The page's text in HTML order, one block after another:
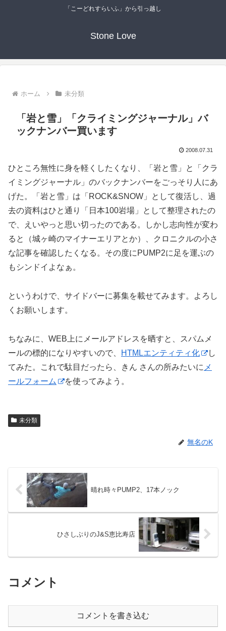
「こーどれすらいふ」から引っ越し
Stone Love
ホーム 未分類
「岩と雪」「クライミングジャーナル」バ
ックナンバー買います
2008.07.31
ひところ無性に身を軽くしたくなり、「岩と雪」と「クラ
イミングジャーナル」のバックナンバーをごっそり人にあ
げた。「岩と雪」は「ROCK&SNOW」として復活し、過
去の資料はひと通り「日本100岩場」として整理されたの
で、えいやっと思い切ったのである。しかし志向性が変わ
ると（城ヶ崎のマイナーエリアとか）、クロニクルの小さ
な記事を確認したくなる。その度にPUMP2に足を運ぶの
もシンドイよなぁ。
というわけで、サイドバーに募集を載せてみます。よろし
くお願いします。
ちなみに、WEB上にメールアドレスを晒すと、スパムメ
ールの標的になりやすいので、
HTMLエンティティ化
し
てみた。これで駄目だったら、きん さんの所みたいに メ
ールフォーム
を使ってみよう。
未分類
無名のK
晴れ時々PUMP2、17本ノック
ひさしぶりのJ&S恵比寿店
コメント
コメントを書き込む